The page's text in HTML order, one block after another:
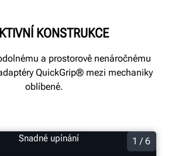
KONSTRUKCE
a prostorově nenáročnému
QuickGrip® mezi mechaniky
oblíbené.
1 / 6